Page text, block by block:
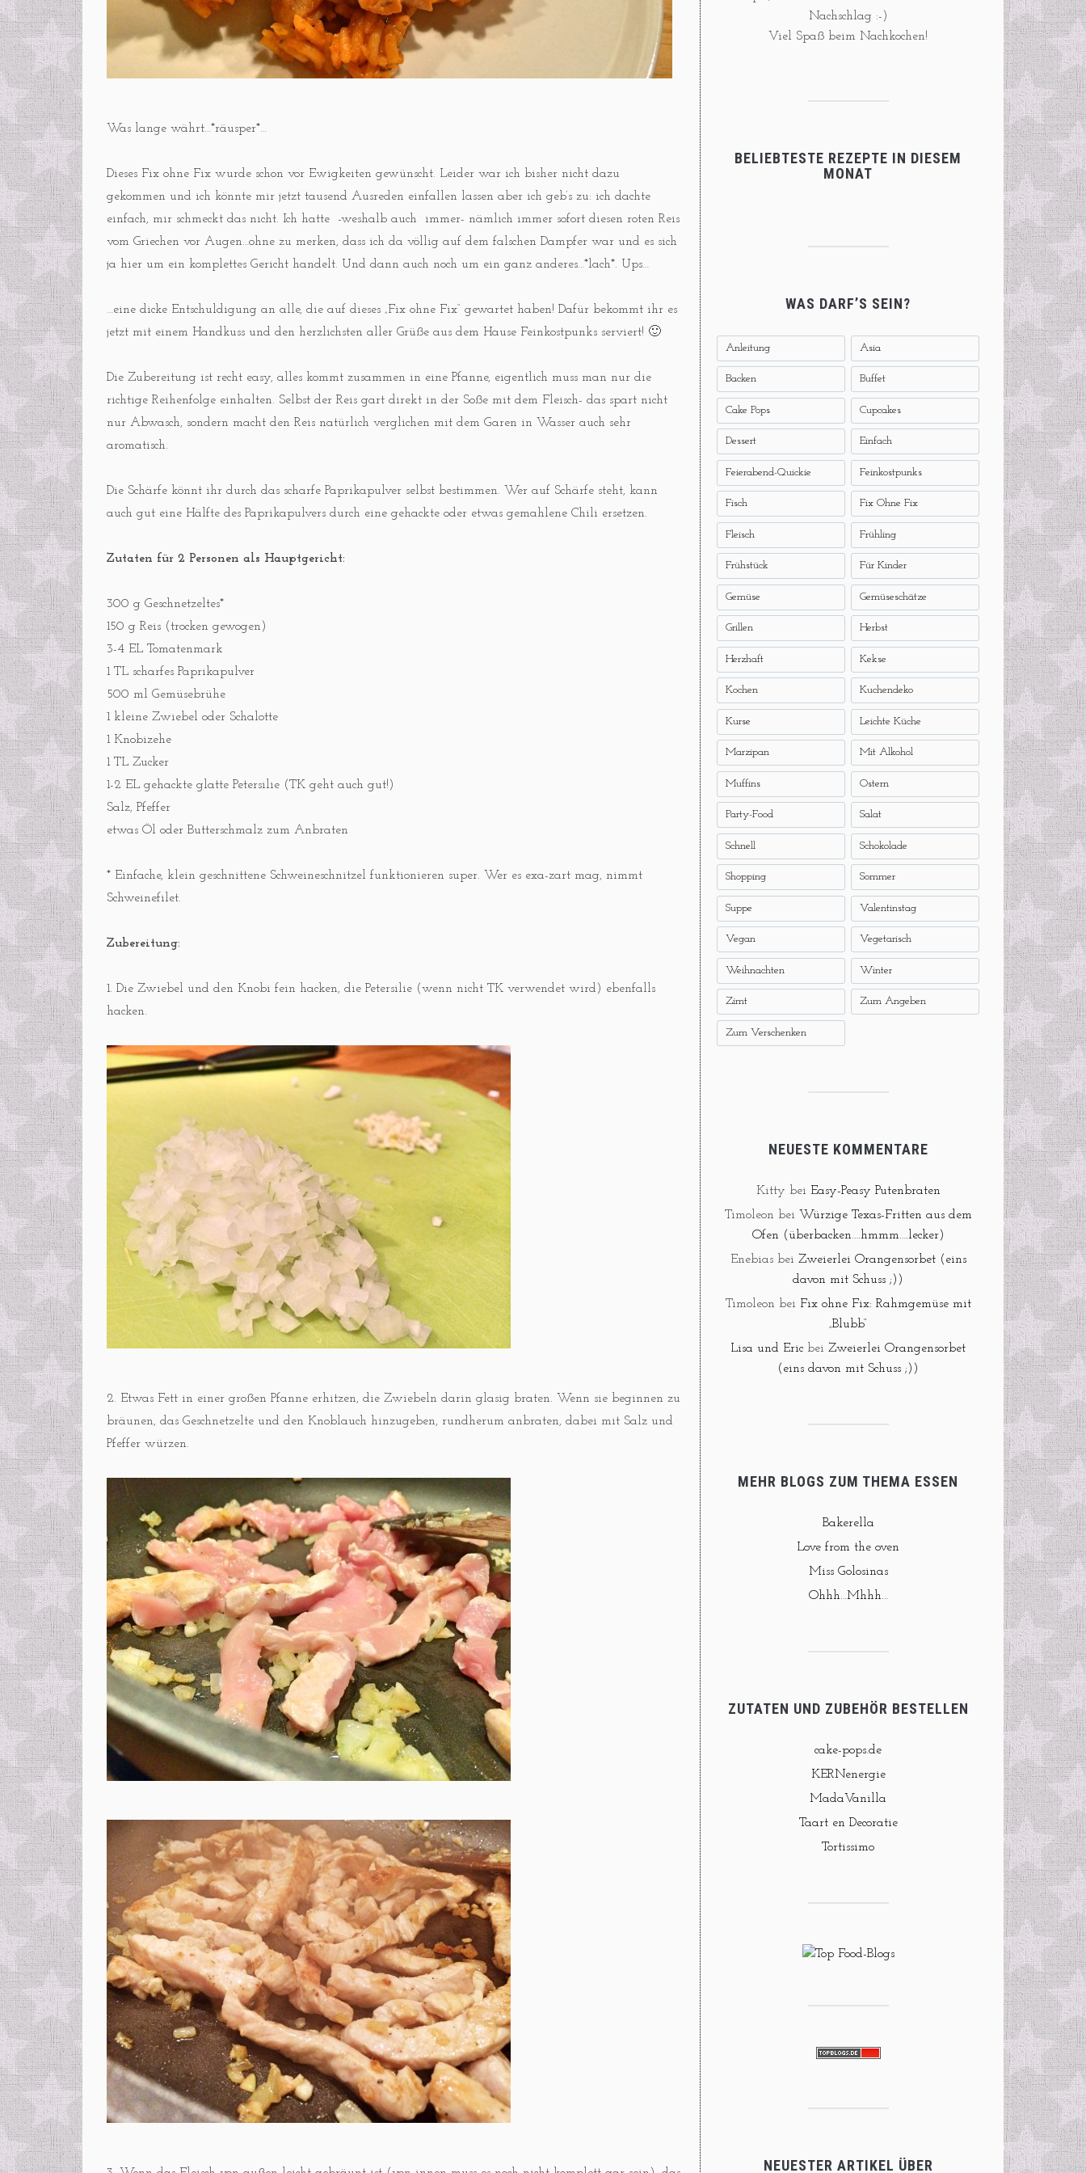
Was lange währt…*räusper*…
Dieses Fix ohne Fix wurde schon vor Ewigkeiten gewünscht. Leider war ich bisher nicht dazu
gekommen und ich könnte mir jetzt tausend Ausreden einfallen lassen aber ich geb’s zu: ich dachte
einfach, mir schmeckt das nicht. Ich hatte -weshalb auch immer- nämlich immer sofort diesen roten Reis
vom Griechen vor Augen…ohne zu merken, dass ich da völlig auf dem falschen Dampfer war und es sich
ja hier um ein komplettes Gericht handelt. Und dann auch noch um ein ganz anderes…*lach*. Ups…
…eine dicke Entschuldigung an alle, die auf dieses „Fix ohne Fix“ gewartet haben! Dafür bekommt ihr es
jetzt mit einem Handkuss und den herzlichsten aller Grüße aus dem Hause Feinkostpunks serviert! 🙂
Die Zubereitung ist recht easy, alles kommt zusammen in eine Pfanne, eigentlich muss man nur die
richtige Reihenfolge einhalten. Selbst der Reis gart direkt in der Soße mit dem Fleisch- das spart nicht
nur Abwasch, sondern macht den Reis natürlich verglichen mit dem Garen in Wasser auch sehr
aromatisch.
Die Schärfe könnt ihr durch das scharfe Paprikapulver selbst bestimmen. Wer auf Schärfe steht, kann
auch gut eine Hälfte des Paprikapulvers durch eine gehackte oder etwas gemahlene Chili ersetzen.
Zutaten für 2 Personen als Hauptgericht:
300 g Geschnetzeltes*
150 g Reis (trocken gewogen)
3-4 EL Tomatenmark
1 TL scharfes Paprikapulver
500 ml Gemüsebrühe
1 kleine Zwiebel oder Schalotte
1 Knobizehe
1 TL Zucker
1-2 EL gehackte glatte Petersilie (TK geht auch gut!)
Salz, Pfeffer
etwas Öl oder Butterschmalz zum Anbraten
* Einfache, klein geschnittene Schweineschnitzel funktionieren super. Wer es exa-zart mag, nimmt
Schweinefilet.
Zubereitung:
1. Die Zwiebel und den Knobi fein hacken, die Petersilie (wenn nicht TK verwendet wird) ebenfalls
hacken.
2. Etwas Fett in einer großen Pfanne erhitzen, die Zwiebeln darin glasig braten. Wenn sie beginnen zu
bräunen, das Geschnetzelte und den Knoblauch hinzugeben, rundherum anbraten, dabei mit Salz und
Pfeffer würzen.
Nachschlag :-)
Viel Spaß beim Nachkochen!
BELIEBTESTE REZEPTE IN DIESEM
MONAT
WAS DARF’S SEIN?
Anleitung Asia
Backen Buffet
Cake Pops Cupcakes
Dessert Einfach
Feierabend-Quickie Feinkostpunks
Fisch Fix Ohne Fix
Fleisch Frühling
Frühstück Für Kinder
Gemüse Gemüseschätze
Grillen Herbst
Herzhaft Kekse
Kochen Kuchendeko
Kurse Leichte Küche
Marzipan Mit Alkohol
Muffins Ostern
Party-Food Salat
Schnell Schokolade
Shopping Sommer
Suppe Valentinstag
Vegan Vegetarisch
Weihnachten Winter
Zimt Zum Angeben
Zum Verschenken
NEUESTE KOMMENTARE
Kitty bei Easy-Peasy Putenbraten
Timoleon bei Würzige Texas-Fritten aus dem
Ofen (überbacken….hmmm….lecker)
Enebiasbei Zweierlei Orangensorbet (eins
davon mit Schuss ;))
Timoleon bei Fix ohne Fix: Rahmgemüse mit
„Blubb“
Lisa und Eric beiZweierlei Orangensorbet
(eins davon mit Schuss ;))
MEHR BLOGS ZUM THEMA ESSEN
Bakerella
Love from the oven
Miss Golosinas
Ohhh…Mhhh…
ZUTATEN UND ZUBEHÖR BESTELLEN
cake-pops.de
KERNenergie
MadaVanilla
Taart en Decoratie
Tortissimo
NEUESTER ARTIKEL ÜBER